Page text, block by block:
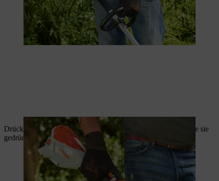
Drücken Sie die Schalthebelsperre mit der Hand und halten Sie sie
gedrückt. Den Entsperrschieber können Sie nun loslassen.